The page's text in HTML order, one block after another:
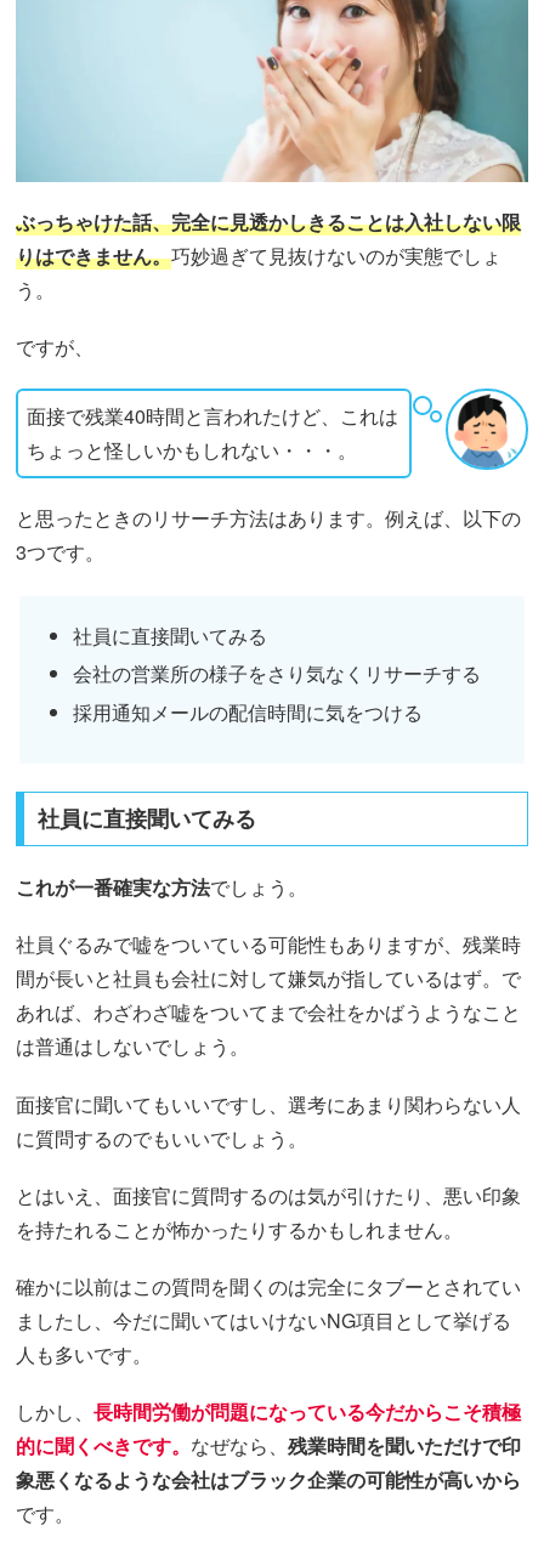
ぶっちゃけた話、完全に見透かしきることは入社しない限
りはできません。巧妙過ぎて見抜けないのが実態でしょ
う。
ですが、
面接で残業40時間と言われたけど、これは
ちょっと怪しいかもしれない・・・。
と思ったときのリサーチ方法はあります。例えば、以下の
3つです。
社員に直接聞いてみる
会社の営業所の様子をさり気なくリサーチする
採用通知メールの配信時間に気をつける
社員に直接聞いてみる
これが一番確実な方法でしょう。
社員ぐるみで嘘をついている可能性もありますが、残業時
間が長いと社員も会社に対して嫌気が指しているはず。で
あれば、わざわざ嘘をついてまで会社をかばうようなこと
は普通はしないでしょう。
面接官に聞いてもいいですし、選考にあまり関わらない人
に質問するのでもいいでしょう。
とはいえ、面接官に質問するのは気が引けたり、悪い印象
を持たれることが怖かったりするかもしれません。
確かに以前はこの質問を聞くのは完全にタブーとされてい
ましたし、今だに聞いてはいけないNG項目として挙げる
人も多いです。
しかし、長時間労働が問題になっている今だからこそ積極
的に聞くべきです。 なぜなら、残業時間を聞いただけで印
象悪くなるような会社はブラック企業の可能性が高いから
です。